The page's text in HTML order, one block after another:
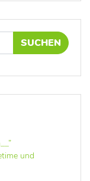
SUCHEN
und